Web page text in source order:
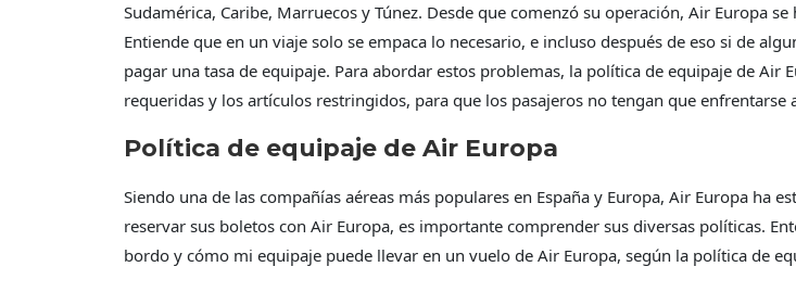
Sudamérica, Caribe, Marruecos y Túnez. Desde que comenzó su operación, Air Europa
Entiende que en un viaje solo se empaca lo necesario, e incluso después de eso si de
pagar una tasa de equipaje. Para abordar estos problemas, la política de equipaje de Air
requeridas y los artículos restringidos, para que los pasajeros no tengan que enfrentarse
Política de equipaje de Air Europa
Siendo una de las compañías aéreas más populares en España y Europa, Air Europa ha
reservar sus boletos con Air Europa, es importante comprender sus diversas políticas.
bordo y cómo mi equipaje puede llevar en un vuelo de Air Europa, según la política de